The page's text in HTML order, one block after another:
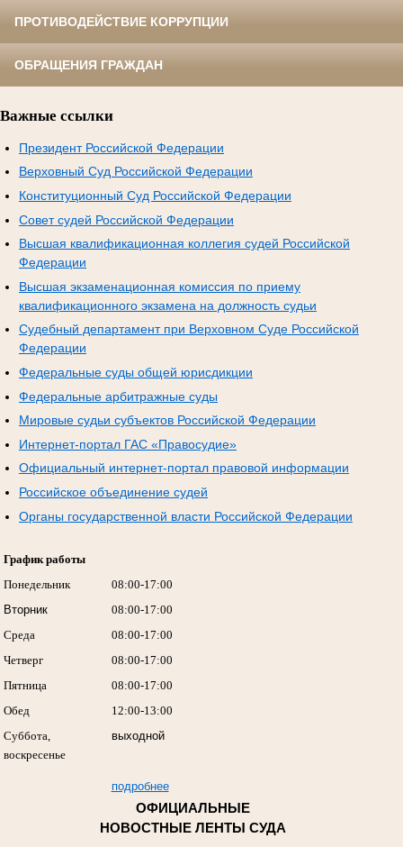
ПРОТИВОДЕЙСТВИЕ КОРРУПЦИИ
ОБРАЩЕНИЯ ГРАЖДАН
Важные ссылки
Президент Российской Федерации
Верховный Суд Российской Федерации
Конституционный Суд Российской Федерации
Совет судей Российской Федерации
Высшая квалификационная коллегия судей Российской
Федерации
Высшая экзаменационная комиссия по приему
квалификационного экзамена на должность судьи
Судебный департамент при Верховном Суде Российской
Федерации
Федеральные суды общей юрисдикции
Федеральные арбитражные суды
Мировые судьи субъектов Российской Федерации
Интернет-портал ГАС «Правосудие»
Официальный интернет-портал правовой информации
Российское объединение судей
Органы государственной власти Российской Федерации
График работы
Понедельник
08:00-17:00
Вторник
08:00-17:00
Среда
08:00-17:00
Четверг
08:00-17:00
Пятница
08:00-17:00
Обед
12:00-13:00
Суббота,
воскресенье
выходной
подробнее
ОФИЦИАЛЬНЫЕ
НОВОСТНЫЕ ЛЕНТЫ СУДА